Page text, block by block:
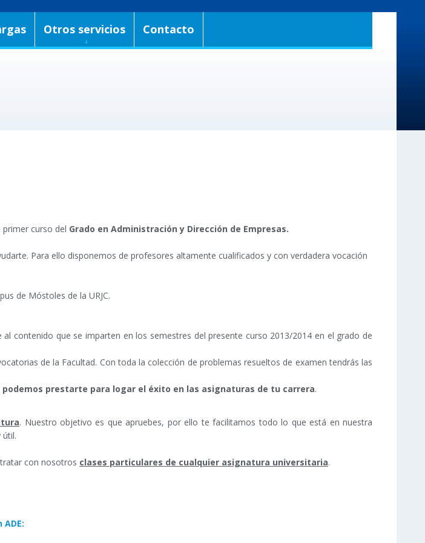
Otros servicios Contacto
curso del Grado en Administración y Dirección de Empresas.
Para ello disponemos de profesores altamente cualificados y con verdadera vocación
de Móstoles de la URJC.
contenido que se imparten en los semestres del presente curso 2013/2014 en el grado de
de la Facultad. Con toda la colección de problemas resueltos de examen tendrás las
prestarte para logar el éxito en las asignaturas de tu carrera.
. Nuestro objetivo es que apruebes, por ello te facilitamos todo lo que está en nuestra
con nosotros clases particulares de cualquier asignatura universitaria.